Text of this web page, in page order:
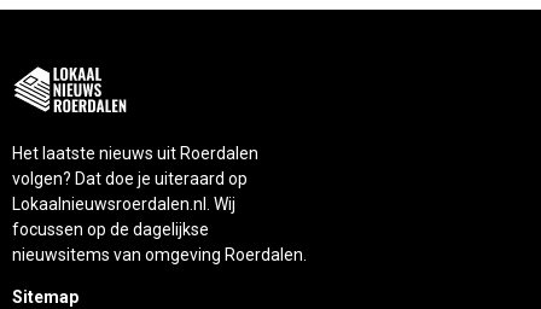
Het laatste nieuws uit Roerdalen
volgen? Dat doe je uiteraard op
Lokaalnieuwsroerdalen.nl. Wij
focussen op de dagelijkse
nieuwsitems van omgeving Roerdalen.
Sitemap